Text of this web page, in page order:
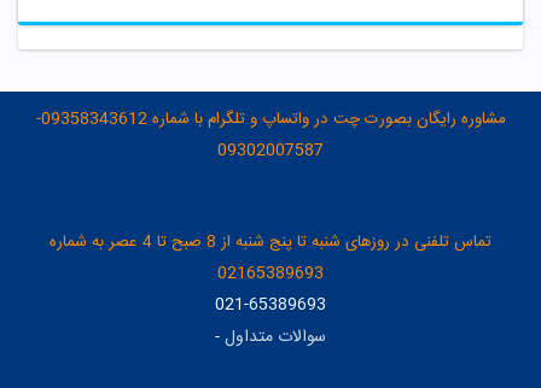
مشاوره رایگان بصورت چت در واتساپ و تلگرام با شماره 09358343612-
09302007587
تماس تلفنی در روزهای شنبه تا پنج شنبه از 8 صبح تا 4 عصر به شماره
02165389693
021-65389693
سوالات متداول-